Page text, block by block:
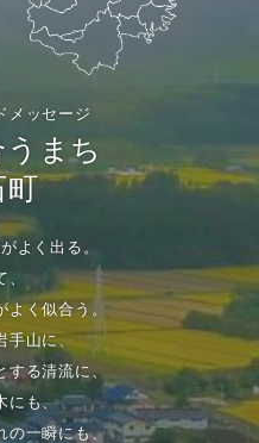
メッセージ
まち
町
よく出る。
、
く似合う。
山に、
する清流に、
にも、
の一瞬にも、